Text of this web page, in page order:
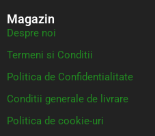
Magazin
Despre noi
Termeni si Conditii
Politica de Confidentialitate
Conditii generale de livrare
Politica de cookie-uri